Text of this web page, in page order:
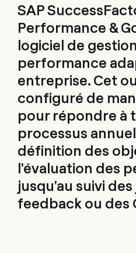
SAP
Performance &
logiciel de
performance
entreprise. Cet
configuré de
pour répondre à
processus
définition des
l'évaluation des
jusqu'au suivi
feedback ou des